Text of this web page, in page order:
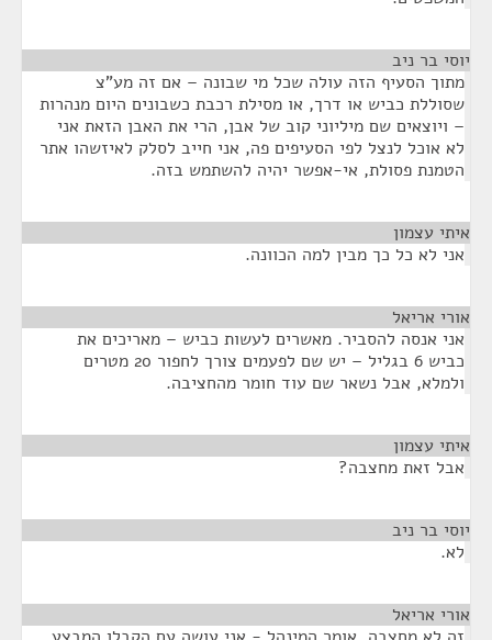
יוסי בר ניב
מתוך הסעיף הזה עולה שכל מי שבונה – אם זה מע"צ
שסוללת כביש או דרך, או מסילת רכבת כשבונים היום מנהרות
– ויוצאים שם מיליוני קוב של אבן, הרי את האבן הזאת אני
לא אוכל לנצל לפי הסעיפים פה, אני חייב לסלק לאיזשהו אתר
הטמנת פסולת, אי-אפשר יהיה להשתמש בזה.
איתי עצמון
אני לא כל כך מבין למה הכוונה.
אורי אריאל
אני אנסה להסביר. מאשרים לעשות כביש – מאריכים את
כביש 6 בגליל – יש שם לפעמים צורך לחפור 20 מטרים
ולמלא, אבל נשאר שם עוד חומר מהחציבה.
איתי עצמון
אבל זאת מחצבה?
יוסי בר ניב
לא.
אורי אריאל